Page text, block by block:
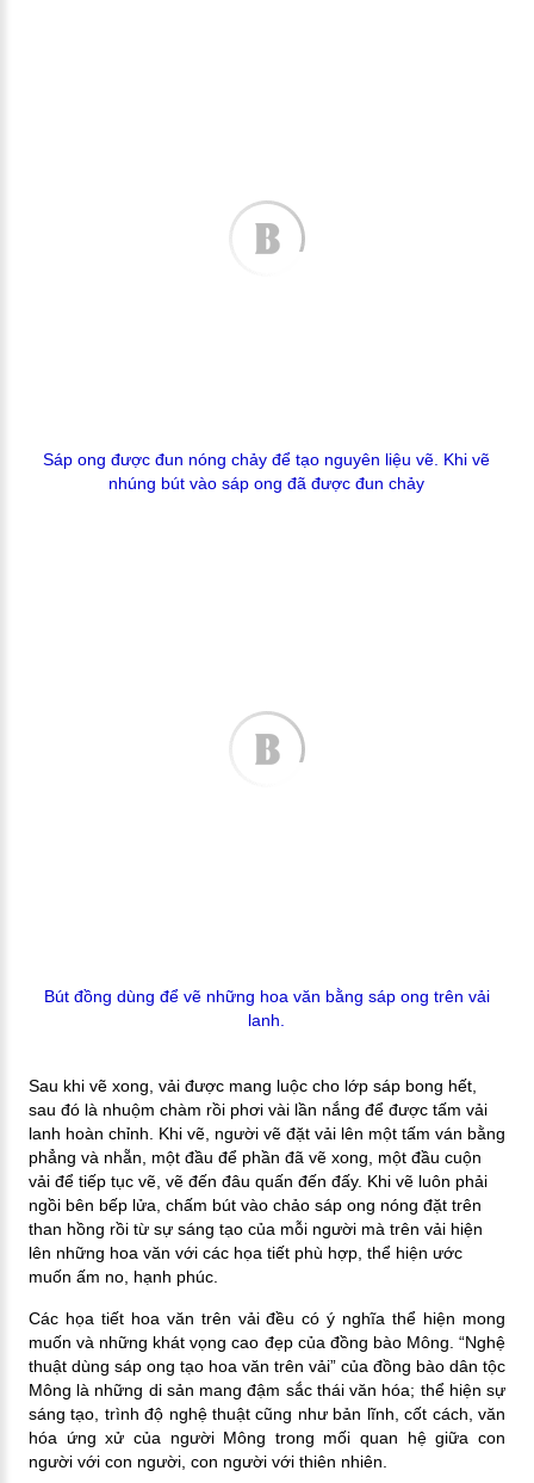
Sáp ong được đun nóng chảy để tạo nguyên liệu vẽ. Khi vẽ
nhúng bút vào sáp ong đã được đun chảy
Bút đồng dùng để vẽ những hoa văn bằng sáp ong trên vải
lanh.
Sau khi vẽ xong, vải được mang luộc cho lớp sáp bong hết,
sau đó là nhuộm chàm rồi phơi vài lần nắng để được tấm vải
lanh hoàn chỉnh. Khi vẽ, người vẽ đặt vải lên một tấm ván bằng
phẳng và nhẵn, một đầu để phần đã vẽ xong, một đầu cuộn
vải để tiếp tục vẽ, vẽ đến đâu quấn đến đấy. Khi vẽ luôn phải
ngồi bên bếp lửa, chấm bút vào chảo sáp ong nóng đặt trên
than hồng rồi từ sự sáng tạo của mỗi người mà trên vải hiện
lên những hoa văn với các họa tiết phù hợp, thể hiện ước
muốn ấm no, hạnh phúc.
Các họa tiết hoa văn trên vải đều có ý nghĩa thể hiện mong
muốn và những khát vọng cao đẹp của đồng bào Mông. “Nghệ
thuật dùng sáp ong tạo hoa văn trên vải” của đồng bào dân tộc
Mông là những di sản mang đậm sắc thái văn hóa; thể hiện sự
sáng tạo, trình độ nghệ thuật cũng như bản lĩnh, cốt cách, văn
hóa ứng xử của người Mông trong mối quan hệ giữa con
người với con người, con người với thiên nhiên.